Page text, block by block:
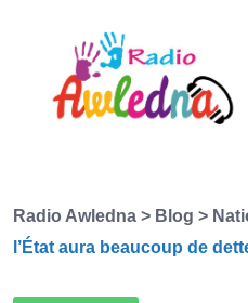
Radio Awledna > Blog >
l’État aura beaucoup de